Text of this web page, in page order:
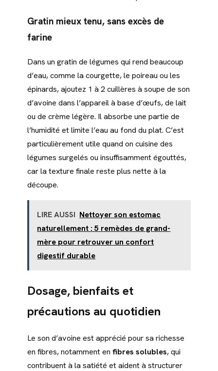
Gratin mieux tenu, sans excès de
farine
Dans un gratin de légumes qui rend beaucoup
d’eau, comme la courgette, le poireau ou les
épinards, ajoutez 1 à 2 cuillères à soupe de son
d’avoine dans l’appareil à base d’œufs, de lait
ou de crème légère. Il absorbe une partie de
l’humidité et limite l’eau au fond du plat. C’est
particulièrement utile quand on cuisine des
légumes surgelés ou insuffisamment égouttés,
car la texture finale reste plus nette à la
découpe.
LIRE AUSSI Nettoyer son estomac
naturellement : 5 remèdes de grand-
mère pour retrouver un confort
digestif durable
Dosage, bienfaits et
précautions au quotidien
Le son d’avoine est apprécié pour sa richesse
en fibres, notamment en fibres solubles, qui
contribuent à la satiété et aident à structurer